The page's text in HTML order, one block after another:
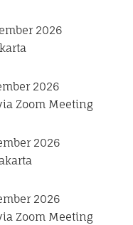
2026
2026
Zoom Meeting
2026
2026
Zoom Meeting